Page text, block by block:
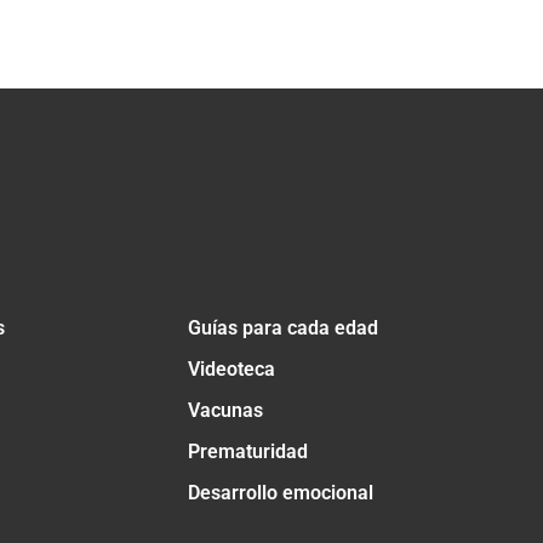
Guías para cada edad
Videoteca
Vacunas
Prematuridad
Desarrollo emocional